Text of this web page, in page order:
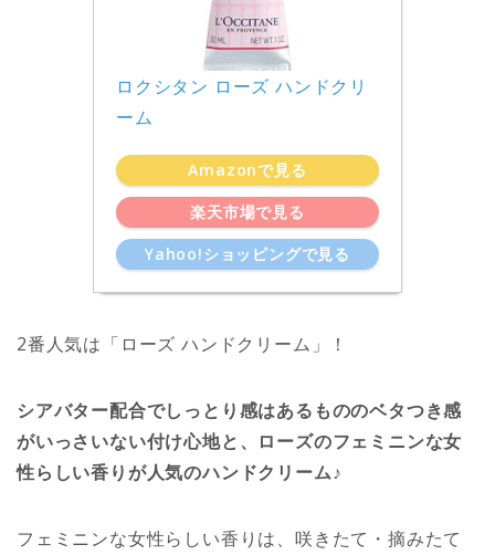
ロクシタン ローズ ハンドクリ
ーム
Amazonで見る
楽天市場で見る
Yahoo!ショッピングで見る
2番人気は「ローズ ハンドクリーム」！
シアバター配合でしっとり感はあるもののベタつき感
がいっさいない付け心地と、ローズのフェミニンな女
性らしい香りが人気のハンドクリーム♪
フェミニンな女性らしい香りは、咲きたて・摘みたて